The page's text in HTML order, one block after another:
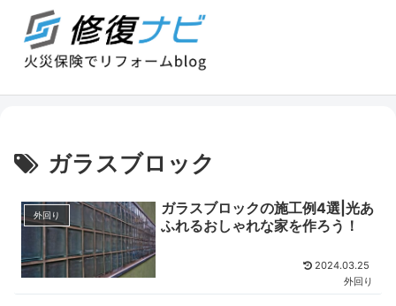
ガラスブロック
外回り
ガラスブロックの施工例4選|光あ
ふれるおしゃれな家を作ろう！
2024.03.25
外回り